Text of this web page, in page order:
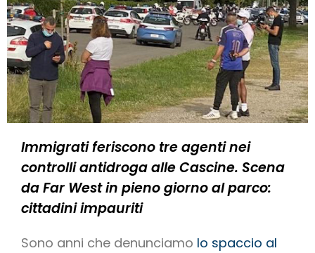
Immigrati feriscono tre agenti nei
controlli antidroga alle Cascine. Scena
da Far West in pieno giorno al parco:
cittadini impauriti
Sono anni che denunciamo lo spaccio al